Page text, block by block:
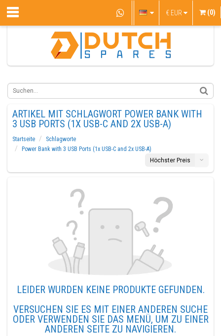
€ EUR (0)
ARTIKEL MIT SCHLAGWORT POWER BANK WITH
3 USB PORTS (1X USB-C AND 2X USB-A)
Startseite
Schlagworte
Power Bank with 3 USB Ports (1x USB-C and 2x USB-A)
Höchster Preis
LEIDER WURDEN KEINE PRODUKTE GEFUNDEN.
VERSUCHEN SIE ES MIT EINER ANDEREN SUCHE
ODER VERWENDEN SIE DAS MENÜ, UM ZU EINER
ANDEREN SEITE ZU NAVIGIEREN.